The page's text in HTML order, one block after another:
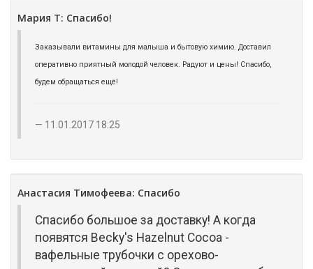
Мария Т: Спасибо!
Заказывали витамины для малыша и бытовую химию. Доставил
оперативно приятный молодой человек. Радуют и цены! Спасибо,
будем обращаться ещё!
11.01.2017 18:25
Анастасия Тимофеева: Спасибо
Спасибо большое за доставку! А когда
появятся Becky's Hazelnut Cocoa -
вафельные трубочки с орехово-